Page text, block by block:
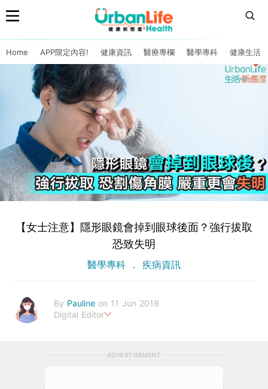
Home APP限定內容! 健康資訊 醫療專欄 醫學專科 健康生活
【女士注意】隱形眼鏡會掉到眼球後面？強行拔取
恐致失明
醫學專科 疾病資訊
By Pauline on 11 Jun 2019
Digital Editor
ADVERTISEMENT